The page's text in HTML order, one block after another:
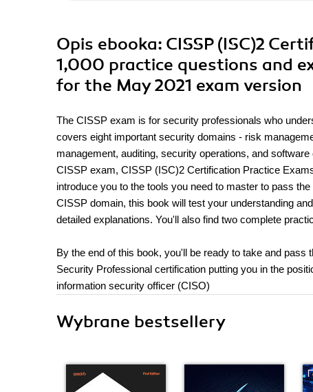
Opis ebooka: CISSP (ISC)2
1,000 practice questions and
for the May 2021 exam version
The CISSP exam is for security professionals who
covers eight important security domains - risk
management, auditing, security operations, and
CISSP exam, CISSP (ISC)2 Certification Practice
introduce you to the tools you need to master to pass
CISSP domain, this book will test your understanding
detailed explanations. You'll also find two complete
By the end of this book, you'll be ready to take and
Security Professional certification putting you in the
information security officer (CISO)
Wybrane bestsellery